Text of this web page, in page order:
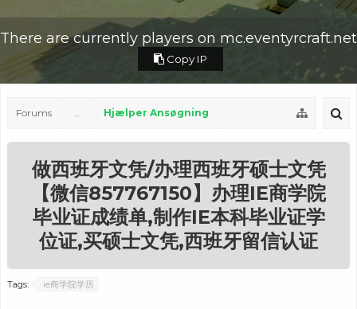
There are currently players on mc.eventyrcraft.net
Copy IP
Forums ... Hjælper Ansøgning
做西班牙文凭/办理西班牙硕士文凭
【微信857767150】办理IE商学院
毕业证成绩单,制作IE本科毕业证学
位证,买硕士文凭,西班牙留信认证
Tags: ie商学院学历